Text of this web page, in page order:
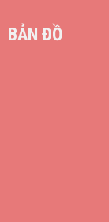
BẢN ĐỒ